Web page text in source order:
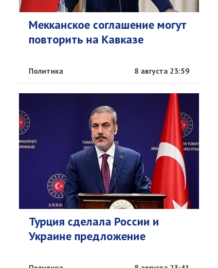
Мекканское соглашение могут
повторить на Кавказе
Политика 8 августа 23:59
Турция сделала России и
Украине предложение